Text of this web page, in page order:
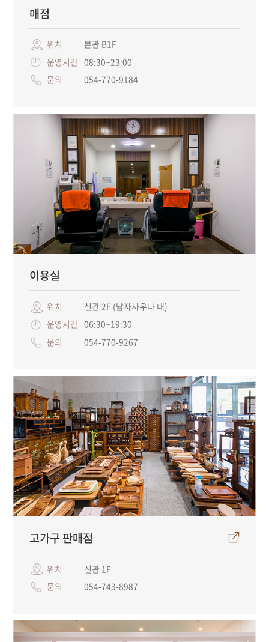
매점
위치
본관 B1F
운영시간 08:30~23:00
문의
054-770-9184
이용실
위치
신관 2F (남자사우나 내)
운영시간 06:30~19:30
문의
054-770-9267
고가구 판매점
위치
신관 1F
문의
054-743-8987